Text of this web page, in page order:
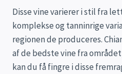
Disse vine varierer i stil fra
komplekse og tanninrige
regionen de produceres.
af de bedste vine fra
kan du få fingre i disse